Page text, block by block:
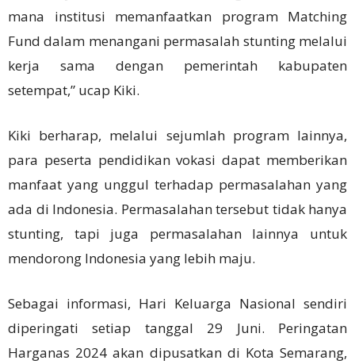
mana institusi memanfaatkan program Matching
Fund dalam menangani permasalah stunting melalui
kerja sama dengan pemerintah kabupaten
setempat,” ucap Kiki.
Kiki berharap, melalui sejumlah program lainnya,
para peserta pendidikan vokasi dapat memberikan
manfaat yang unggul terhadap permasalahan yang
ada di Indonesia. Permasalahan tersebut tidak hanya
stunting, tapi juga permasalahan lainnya untuk
mendorong Indonesia yang lebih maju.
Sebagai informasi, Hari Keluarga Nasional sendiri
diperingati setiap tanggal 29 Juni. Peringatan
Harganas 2024 akan dipusatkan di Kota Semarang,